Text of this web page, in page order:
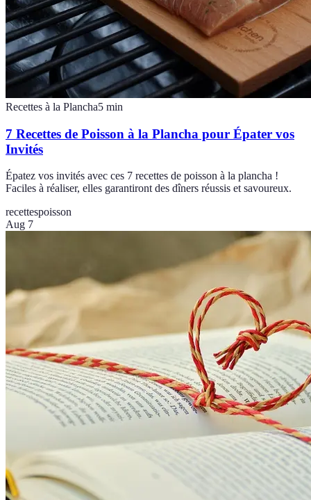
Recettes à la Plancha5 min
7 Recettes de Poisson à la Plancha pour Épater vos
Invités
Épatez vos invités avec ces 7 recettes de poisson à la plancha !
Faciles à réaliser, elles garantiront des dîners réussis et savoureux.
recettespoisson
Aug 7